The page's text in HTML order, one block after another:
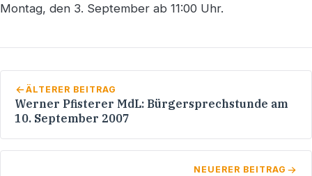
Montag, den 3. September ab 11:00 Uhr.
ÄLTERER BEITRAG
Werner Pfisterer MdL: Bürgersprechstunde am
10. September 2007
NEUERER BEITRAG